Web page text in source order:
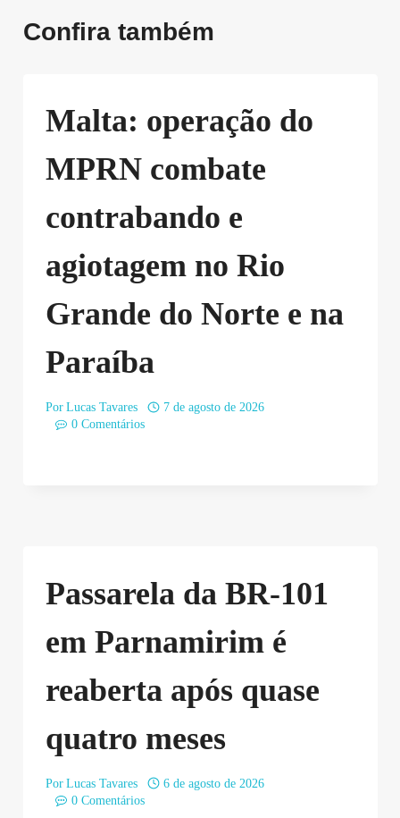
Confira também
Malta: operação do
MPRN combate
contrabando e
agiotagem no Rio
Grande do Norte e na
Paraíba
Por Lucas Tavares
7 de agosto de 2026
0 Comentários
Passarela da BR-101
em Parnamirim é
reaberta após quase
quatro meses
Por Lucas Tavares
6 de agosto de 2026
0 Comentários